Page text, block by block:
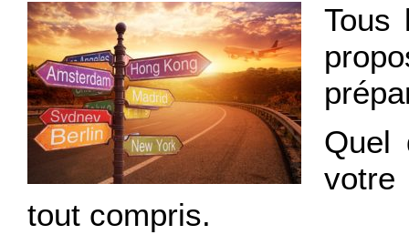
Tous
Quel
votre
tout compris.